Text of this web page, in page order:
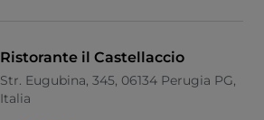
Ristorante il Castellaccio
Str. Eugubina, 345, 06134 Perugia PG,
Italia